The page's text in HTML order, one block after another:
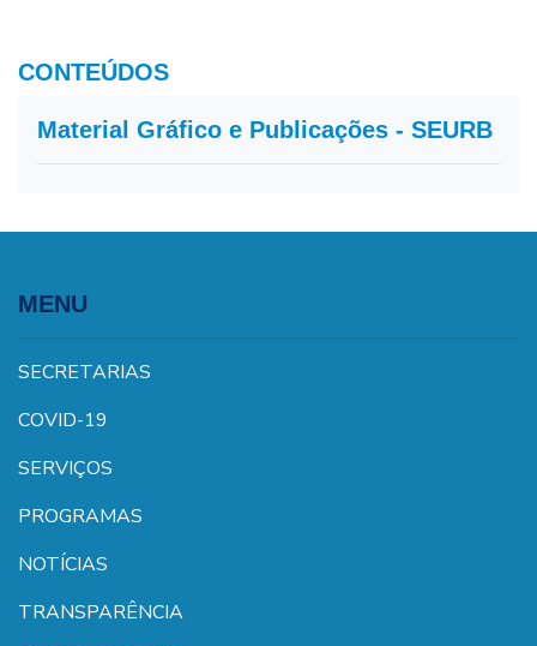
CONTEÚDOS
Material Gráfico e Publicações - SEURB
MENU
SECRETARIAS
COVID-19
SERVIÇOS
PROGRAMAS
NOTÍCIAS
TRANSPARÊNCIA